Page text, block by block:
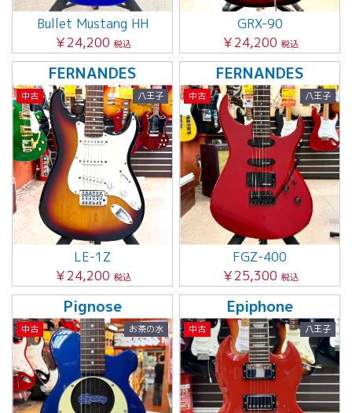
Bullet Mustang HH
￥24,200 税込
GRX-90
￥24,200 税込
FERNANDES
中古 八王子
LE-1Z
￥24,200 税込
FERNANDES
中古 八王子
FGZ-400
￥25,300 税込
Pignose
中古 お茶の水
Epiphone
中古 八王子